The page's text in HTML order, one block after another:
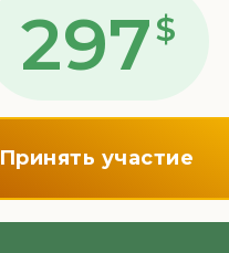
$
297
Принять участие